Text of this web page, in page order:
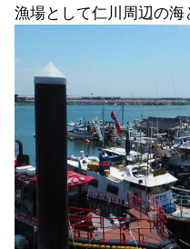
漁場として仁川周辺の海